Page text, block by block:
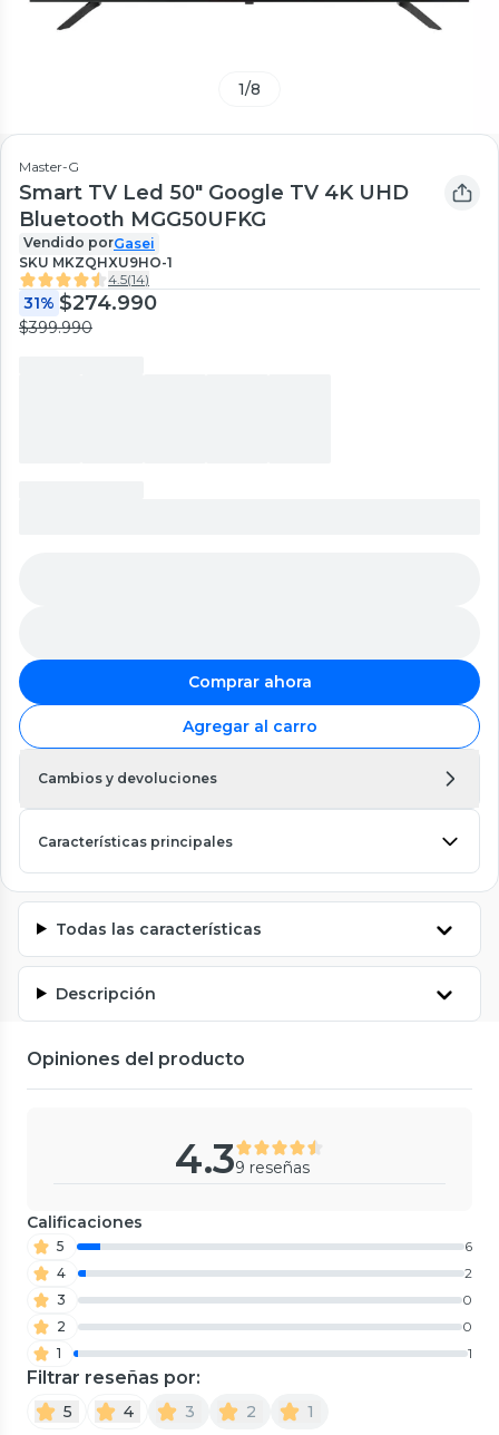
1/8
Master-G
Smart TV Led 50" Google TV 4K UHD
Bluetooth MGG50UFKG
Vendido porGasei
SKU MKZQHXU9HO-1
4.5(14)
31% $274.990
$399.990
Comprar ahora
Agregar al carro
Cambios y devoluciones
Características principales
Todas las características
Descripción
Opiniones del producto
4.39 reseñas
Calificaciones
5
6
4
2
3
0
2
0
1
1
Filtrar reseñas por:
5 4 3 2 1